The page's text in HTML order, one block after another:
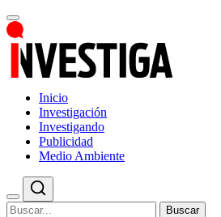
Inicio
Investigación
Investigando
Publicidad
Medio Ambiente
Buscar